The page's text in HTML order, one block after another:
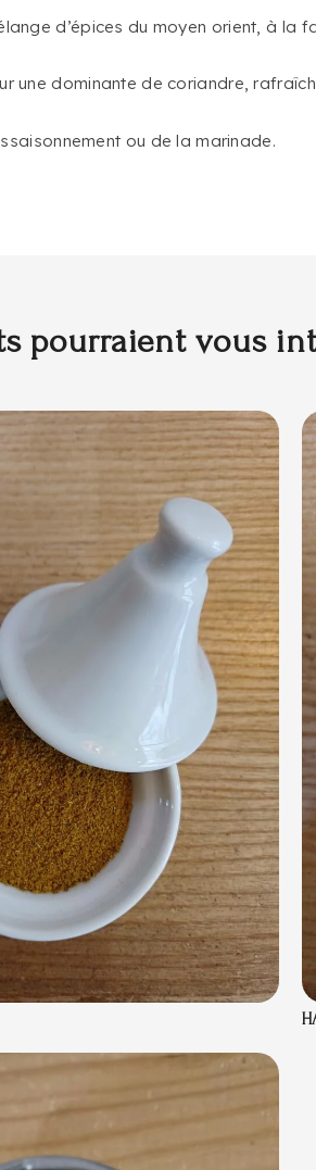
d’épices du moyen orient, à la
une dominante de coriandre,
ou de la marinade.
pourraient vous